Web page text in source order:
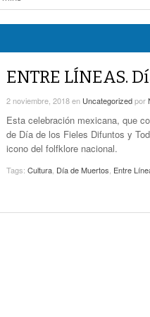
Víctimas Y Contra La Tortura
Alistan Edición 80 De La
hace 21 horas -
Hay Que Esperar A Que Se
Comisión De Movilidad
palma, no hubo lesionados-
de Coahuila- hace 3 horas -
de Gómez Palacio
ENTRE LÍNEAS.
2 noviembre, 2018en Uncategorizedpor
Esta celebración mexicana, que
de Día de los Fieles Difuntos y
icono del folfklore nacional.
Tags: Cultura Día de Muertos Entre